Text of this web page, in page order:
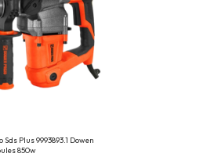
Plus 9993893.1 Dowen
850w